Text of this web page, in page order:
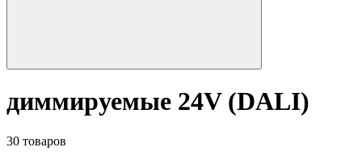
диммируемые 24V (DALI)
30 товаров